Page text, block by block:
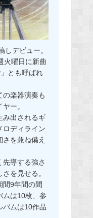
デビュー。
火曜日に新曲
とも呼ばれ
の楽器演奏も
ー。
み出されるギ
ロディライン
を兼ね備え
導する強さ
を見せる。
間9年間の間
ムは10枚、参
バムは10作品